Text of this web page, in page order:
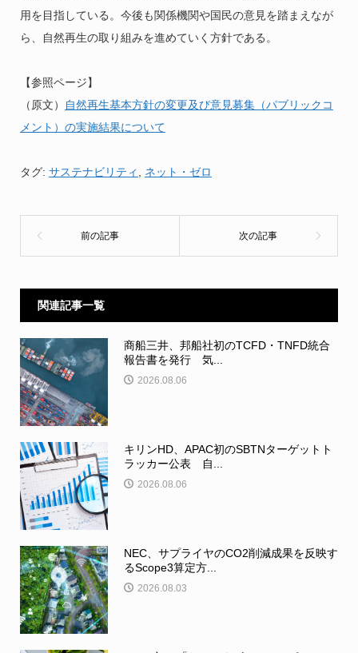
用を目指している。今後も関係機関や国民の意見を踏まえなが
ら、自然再生の取り組みを進めていく方針である。
【参照ページ】
（原文）
自然再生基本方針の変更及び意見募集（パブリックコ
メント）の実施結果について
タグ: サステナビリティ ネット・ゼロ
関連記事一覧
商船三井、邦船社初のTCFD・TNFD統合
報告書を発行 気...
2026.08.06
キリンHD、APAC初のSBTNターゲットト
ラッカー公表 自...
2026.08.06
NEC、サプライヤのCO2削減成果を反映す
るScope3算定方...
2026.08.03